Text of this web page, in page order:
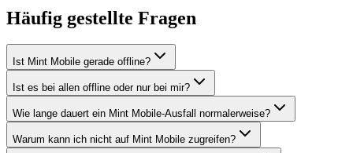
Häufig gestellte Fragen
Ist Mint Mobile gerade offline?
Ist es bei allen offline oder nur bei mir?
Wie lange dauert ein Mint Mobile-Ausfall normalerweise?
Warum kann ich nicht auf Mint Mobile zugreifen?